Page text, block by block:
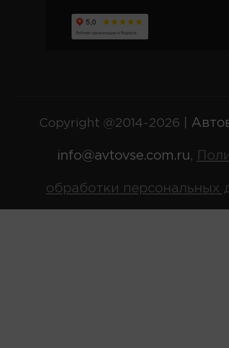
Copyright @2014-2026 |
info@avtovse.com.ru,
обработки персональных